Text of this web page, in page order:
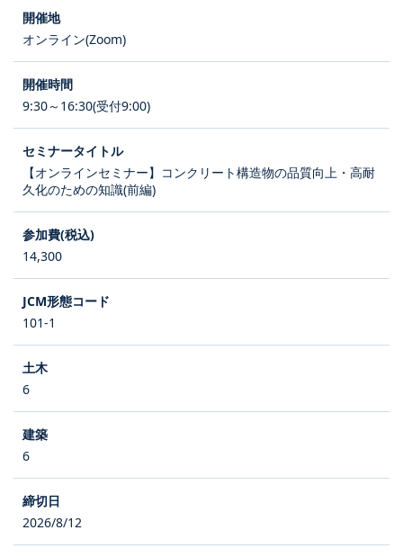
オンライン(Zoom)
9:30～16:30(受付9:00)
【オンラインセミナー】コンクリート構造物の品質向上・高耐
久化のための知識(前編)
14,300
101-1
6
6
2026/8/12